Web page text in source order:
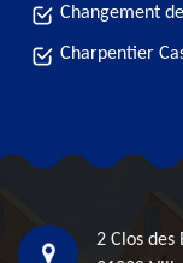
Changement
Charpentier
2 Clos des